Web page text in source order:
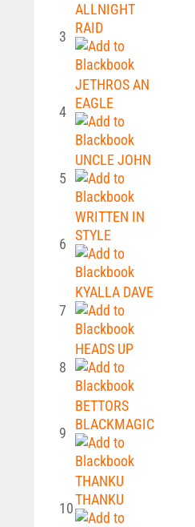
3
ALLNIGHT
RAID
4
JETHROS AN
EAGLE
5
UNCLE JOHN
6
WRITTEN IN
STYLE
7
KYALLA DAVE
8
HEADS UP
9
BETTORS
BLACKMAGIC
10
THANKU
THANKU